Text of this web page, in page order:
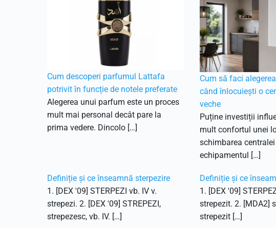
Cum descoperi parfumul Lattafa
potrivit în funcție de notele preferate
Alegerea unui parfum este un proces
mult mai personal decât pare la
prima vedere. Dincolo […]
Cum să faci
când înlocuiești o
veche
Puține investiții
mult confortul unei
schimbarea
echipamentul […]
Definiție și ce înseamnă sterpezire
1. [DEX '09] STERPEZI vb. IV v.
strepezi. 2. [DEX '09] STREPEZI,
strepezesc, vb. IV. […]
Definiție și ce
1. [DEX '09]
strepezit. 2. [MDA2]
strepezit […]